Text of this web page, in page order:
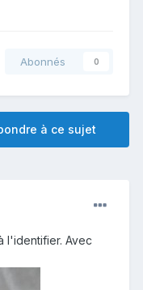
Abonnés 0
à ce sujet
l'identifier. Avec